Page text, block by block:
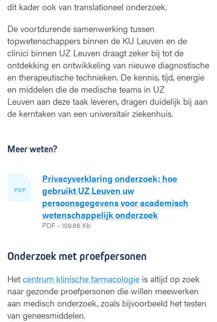
dit kader ook van translationeel onderzoek.
De voortdurende samenwerking tussen
topwetenschappers binnen de KU Leuven en de
clinici binnen UZ Leuven draagt zeker bij tot de
ontdekking en ontwikkeling van nieuwe diagnostische
en therapeutische technieken. De kennis, tijd, energie
en middelen die de medische teams in UZ
Leuven aan deze taak leveren, dragen duidelijk bij aan
de kerntaken van een universitair ziekenhuis.
Meer weten?
PDF
Privacyverklaring onderzoek: hoe
gebruikt UZ Leuven uw
persoonsgegevens voor academisch
wetenschappelijk onderzoek
PDF - 109.66 Kb
Onderzoek met proefpersonen
Het centrum klinische farmacologie is altijd op zoek
naar gezonde proefpersonen die willen meewerken
aan medisch onderzoek, zoals bijvoorbeeld het testen
van geneesmiddelen.